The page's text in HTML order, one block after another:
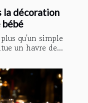
la décoration
bébé
qu'un simple
un havre de...